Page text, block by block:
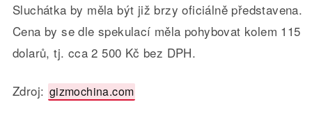
Sluchátka by měla být již brzy oficiálně představena.
Cena by se dle spekulací měla pohybovat kolem 115
dolarů, tj. cca 2 500 Kč bez DPH.
Zdroj: gizmochina.com